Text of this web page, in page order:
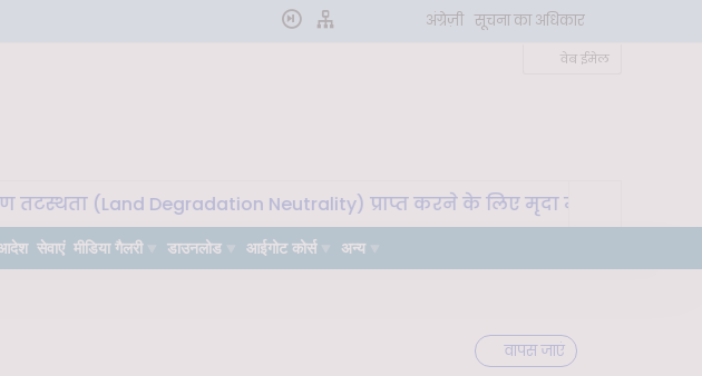
अंग्रेज़ी सूचना का अधिकार
वेब ईमेल
Degradation Neutrality) प्राप्त करने के लिए मृदा माइक्रोबायोम का उपयोग"
आदेश सेवाएं मीडिया गैलरी डाउनलोड आईगोट कोर्स अन्य
वापस जाएं